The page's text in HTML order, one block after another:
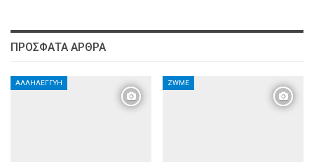
ΠΡΌΣΦΑΤΑ ΆΡΘΡΑ
ΑΛΛΗΛΕΓΓΎΗ ZWME